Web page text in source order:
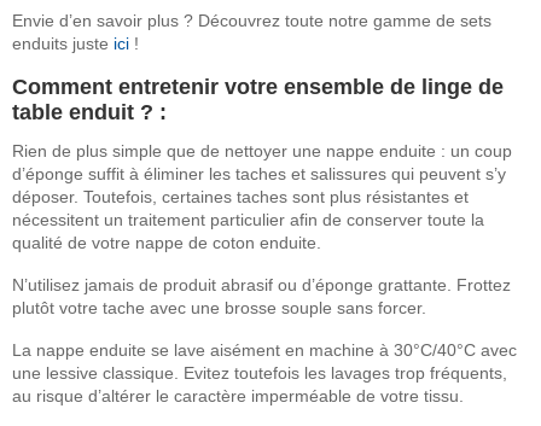
Envie d’en savoir plus ? Découvrez toute notre gamme de sets
enduits juste ici !
Comment entretenir votre ensemble de linge de
table enduit ? :
Rien de plus simple que de nettoyer une nappe enduite : un coup
d’éponge suffit à éliminer les taches et salissures qui peuvent s’y
déposer. Toutefois, certaines taches sont plus résistantes et
nécessitent un traitement particulier afin de conserver toute la
qualité de votre nappe de coton enduite.
N’utilisez jamais de produit abrasif ou d’éponge grattante. Frottez
plutôt votre tache avec une brosse souple sans forcer.
La nappe enduite se lave aisément en machine à 30°C/40°C avec
une lessive classique. Evitez toutefois les lavages trop fréquents,
au risque d’altérer le caractère imperméable de votre tissu.